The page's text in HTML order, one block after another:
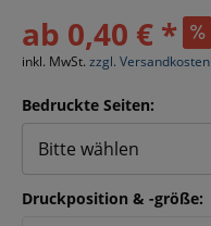
ab 0,40 € *
inkl. MwSt. zzgl. Versandkosten
Bedruckte Seiten:
Bitte wählen
Druckposition & -größe: